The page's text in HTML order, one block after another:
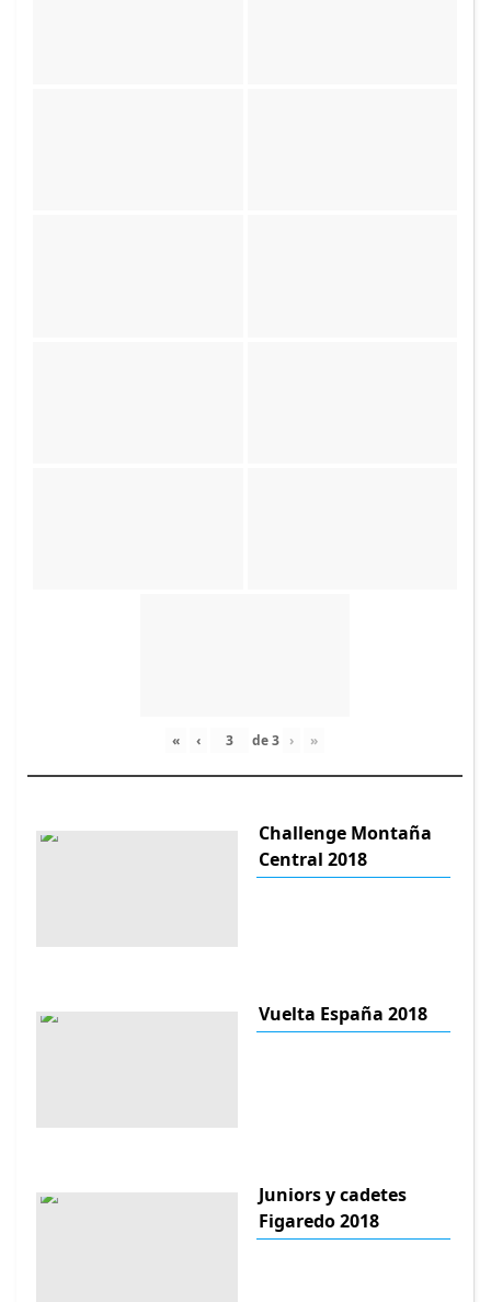
« ‹ de3 › »
Challenge Montaña
Central 2018
Vuelta España 2018
Juniors y cadetes
Figaredo 2018